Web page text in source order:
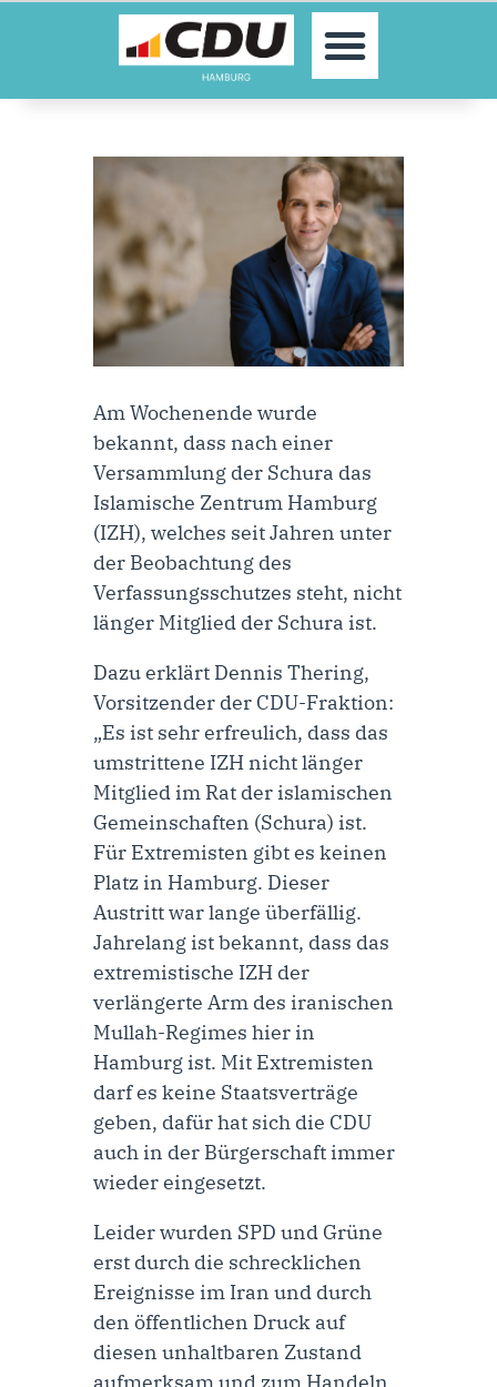
MOIN!
AKTUELLES
PARLAMENTE
KONTAKT
SPENDEN
MITGLIED WERDEN!
Am Wochenende wurde
bekannt, dass nach einer
Versammlung der Schura das
Islamische Zentrum Hamburg
(IZH), welches seit Jahren unter
der Beobachtung des
Verfassungsschutzes steht, nicht
länger Mitglied der Schura ist.
Dazu erklärt Dennis Thering,
Vorsitzender der CDU-Fraktion:
„Es ist sehr erfreulich, dass das
umstrittene IZH nicht länger
Mitglied im Rat der islamischen
Gemeinschaften (Schura) ist.
Für Extremisten gibt es keinen
Platz in Hamburg. Dieser
Austritt war lange überfällig.
Jahrelang ist bekannt, dass das
extremistische IZH der
verlängerte Arm des iranischen
Mullah-Regimes hier in
Hamburg ist. Mit Extremisten
darf es keine Staatsverträge
geben, dafür hat sich die CDU
auch in der Bürgerschaft immer
wieder eingesetzt.
Leider wurden SPD und Grüne
erst durch die schrecklichen
Ereignisse im Iran und durch
den öffentlichen Druck auf
diesen unhaltbaren Zustand